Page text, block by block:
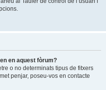
en aquest fòrum?
o no determinats tipus de fitxers
penjar, poseu-vos en contacte